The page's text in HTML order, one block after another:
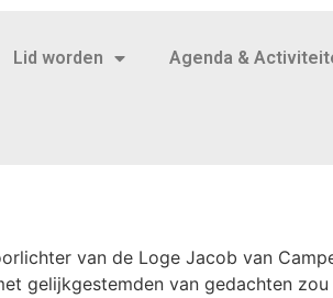
Lid worden Agenda &
van de Loge Jacob van
gelijkgestemden van gedachten